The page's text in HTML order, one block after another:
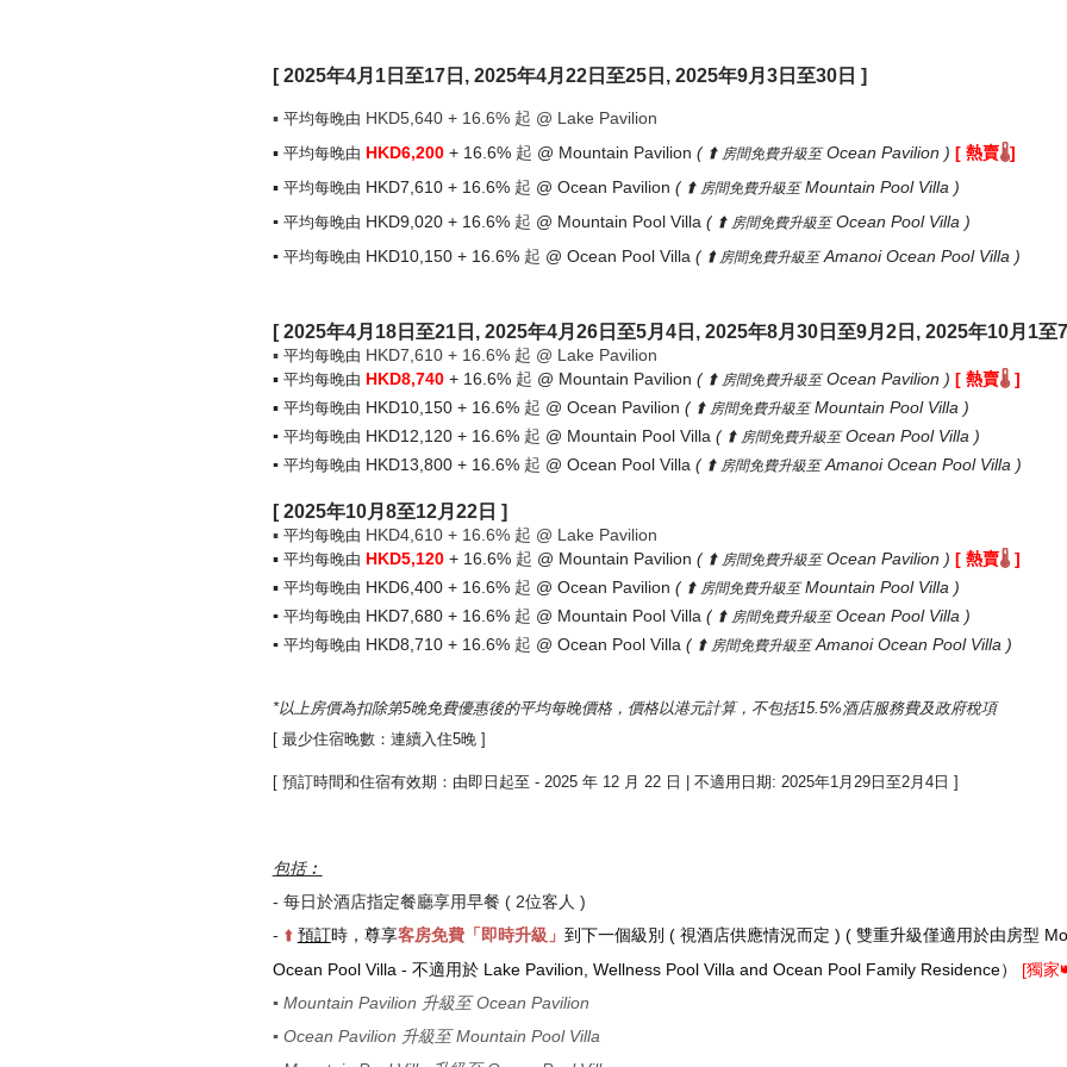
[ 2025年4月1日至17日, 2025年4月22日至25日, 2025年9月3日至30日 ]
▪ 平均每晚由 HKD5,640 + 16.6% 起 @ Lake Pavilion
▪ 平均每晚由 HKD6,200+ 16.6%起 @ Mountain Pavilion ( ⬆️ 房間免費升級至Ocean Pavilion ) [ 熱賣🌡️]
▪ 平均每晚由 HKD7,610 + 16.6% 起 @ Ocean Pavilion ( ⬆️ 房間免費升級至Mountain Pool Villa )
▪ 平均每晚由 HKD9,020+ 16.6% 起 @ Mountain Pool Villa ( ⬆️ 房間免費升級至Ocean Pool Villa )
▪ 平均每晚由 HKD10,150+ 16.6% 起 @ Ocean Pool Villa ( ⬆️房間免費升級至Amanoi Ocean Pool Villa )
[ 2025年4月18日至21日, 2025年4月26日至5月4日, 2025年8月30日至9月2日, 2025年10月1至
▪ 平均每晚由 HKD7,610+ 16.6% 起 @ Lake Pavilion
▪平均每晚由 HKD8,740+ 16.6% 起 @ Mountain Pavilion ( ⬆️ 房間免費升級至Ocean Pavilion ) [ 熱賣🌡️ ]
▪ 平均每晚由 HKD10,150+ 16.6%起 @ Ocean Pavilion ( ⬆️ 房間免費升級至Mountain Pool Villa )
▪ 平均每晚由 HKD12,120+ 16.6% 起 @ Mountain Pool Villa ( ⬆️ 房間免費升級至Ocean Pool Villa )
▪ 平均每晚由 HKD13,800 + 16.6% 起 @ Ocean Pool Villa ( ⬆️ 房間免費升級至Amanoi Ocean Pool Villa )
[ 2025年10月8至12月22日 ]
▪ 平均每晚由 HKD4,610+ 16.6% 起 @ Lake Pavilion
▪平均每晚由 HKD5,120+ 16.6% 起 @ Mountain Pavilion ( ⬆️ 房間免費升級至Ocean Pavilion ) [ 熱賣🌡️ ]
▪ 平均每晚由 HKD6,400+ 16.6%起 @ Ocean Pavilion ( ⬆️ 房間免費升級至Mountain Pool Villa )
▪ 平均每晚由 HKD7,680+ 16.6% 起 @ Mountain Pool Villa ( ⬆️ 房間免費升級至Ocean Pool Villa )
▪ 平均每晚由 HKD8,710 + 16.6% 起 @ Ocean Pool Villa ( ⬆️ 房間免費升級至Amanoi Ocean Pool Villa )
*以上房價為扣除第5晚免費優惠後的平均每晚價格，價格以港元計算，不包括15.5%酒店服務費及政府稅項
[ 最少住宿晚數：連續入住5晚 ]
[ 預訂時間和住宿有效期：由即日起至 - 2025 年 12 月 22 日 | 不適用日期: 2025年1月29日至2月4日 ]
包括︰
- 每日於酒店指定餐廳享用早餐 ( 2位客人 )
- ⬆️ 預訂時，尊享客房免費「即時升級」 到下一個級別 ( 視酒店供應情況而定 ) ( 雙重升級僅適用於由房型
Ocean Pool Villa - 不適用於 Lake Pavilion, Wellness Pool Villa and Ocean Pool Family Residence） [獨家
▪️Mountain Pavilion 升級至 Ocean Pavilion
▪️Ocean Pavilion 升級至 Mountain Pool Villa